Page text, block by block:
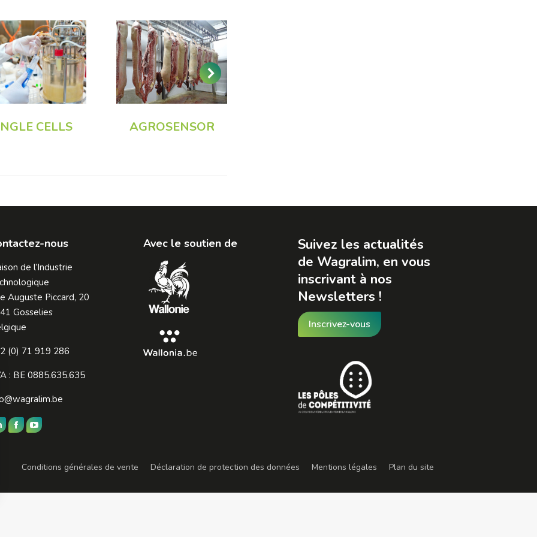
CELLS AGROSENSOR
nous
de l’Industrie
Auguste Piccard, 20
Gosselies
(0) 71 919 286
: BE 0885.635.635
nous sur :
Facebook
opens
new
YouTube
opens
new
opens
Avec le soutien de
Suivez les actualités
de Wagralim, en vous
inscrivant à nos
Newsletters !
Inscrivez-vous
Conditions générales de vente Déclaration de protection des données Mentions légales Plan du site